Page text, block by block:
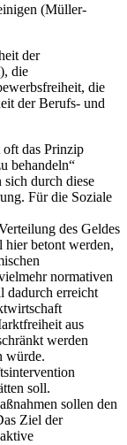
(Müller-
der
die
die
der Berufs- und
das Prinzip
behandeln“
sich durch diese
Für die Soziale
des Geldes
hier betont werden,
normativen
dadurch erreicht
aus
werden
würde.
soll.
sollen den
Ziel der